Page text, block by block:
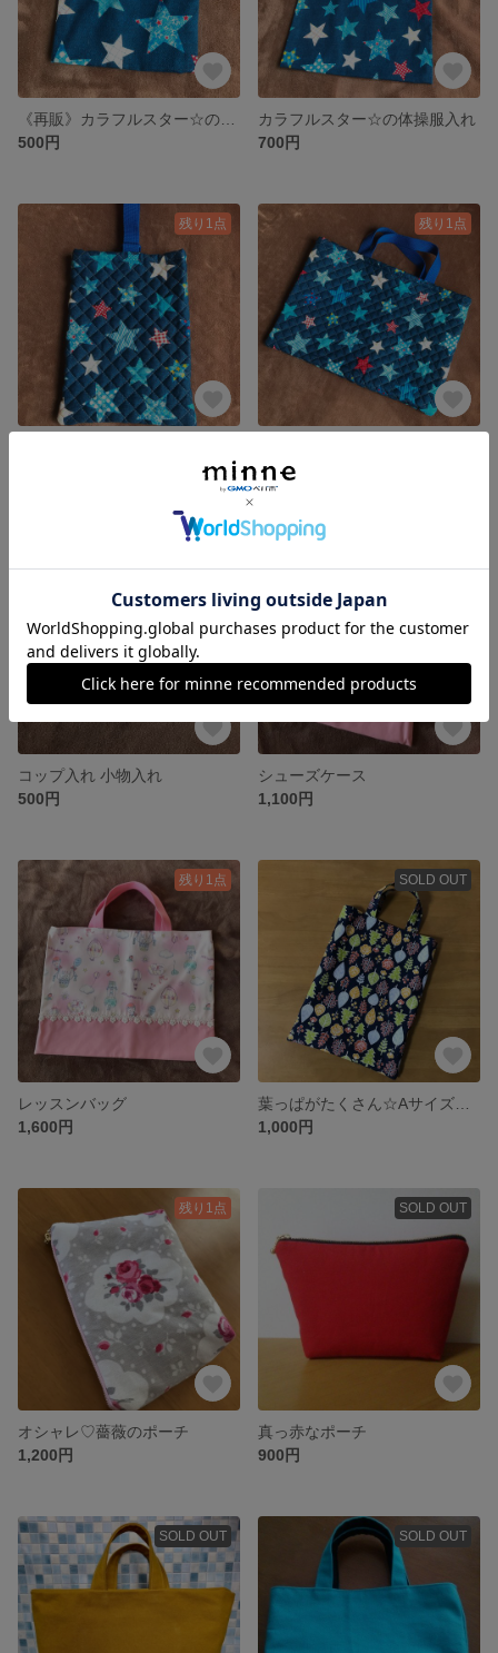
500円
カラフルスター☆の体操服入れ
700円
残り1点 残り1点
1,600円
コップ入れ 小物入れ
500円
シューズケース
1,100円
残り1点
レッスンバッグ
1,600円
SOLD OUT
1,000円
残り1点
オシャレ♡薔薇のポーチ
1,200円
SOLD OUT
真っ赤なポーチ
900円
SOLD OUT SOLD OUT